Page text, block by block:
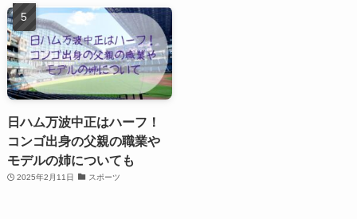
日ハム万波中正はハーフ！
コンゴ出身の父親の職業や
モデルの姉についても
2025年2月11日 スポーツ